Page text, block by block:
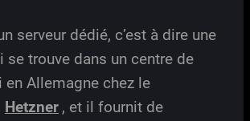
serveur dédié, c’est à dire une
se trouve dans un centre de
en Allemagne chez le
Hetzner , et il fournit de